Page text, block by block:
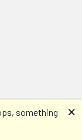
something
🗙